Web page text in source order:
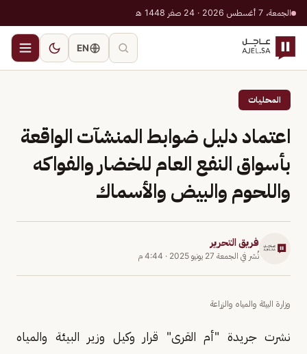
الجمعة، 7 أغسطس 2026 · 24 صفر 1448 هـ
EN
المحليات
اعتماد دليل ضوابط المنشآت الواقعة
بأسواق النفع العام للخضار والفواكه
واللحوم والبيض والأسماك
فريق التحرير
نُشر في الجمعة 27 يونيو 2025 · 4:44 م
وزارة البيئة والمياه والزراعة
نشرت جريدة "أم القرى" قرار وكيل وزير البيئة والمياه